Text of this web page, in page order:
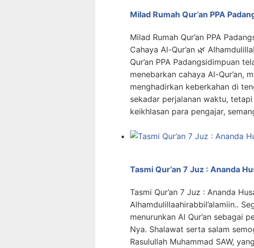
Milad Rumah Qur’an PPA
Milad Rumah Qur’an PPA
Cahaya Al-Qur’an 🌿
Qur’an PPA Padangsidimpuan
menebarkan cahaya Al-Qur’an,
menghadirkan keberkahan di
sekadar perjalanan waktu,
keikhlasan para pengajar,
Tasmi Qur’an 7 Juz : Ananda
Tasmi Qur’an 7 Juz : Ananda
Alhamdulillaahirabbil’alamiin..
menurunkan Al Qur’an sebagai
Nya. Shalawat serta salam
Rasulullah Muhammad SAW,